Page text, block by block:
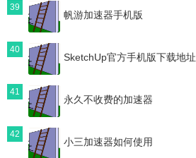
39
帆游加速器手机版
40
SketchUp官方手机版下载地址
41
永久不收费的加速器
42
小三加速器如何使用